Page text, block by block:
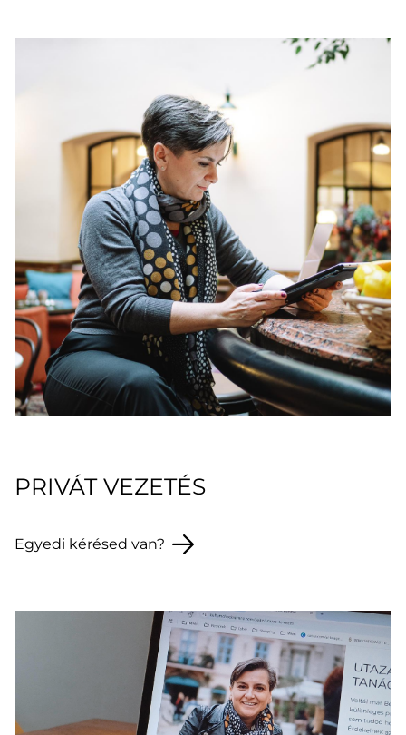
PRIVÁT VEZETÉS
Egyedi kérésed van?